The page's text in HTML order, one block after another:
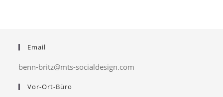
Email
benn-britz@mts-socialdesign.com
Vor-Ort-Büro